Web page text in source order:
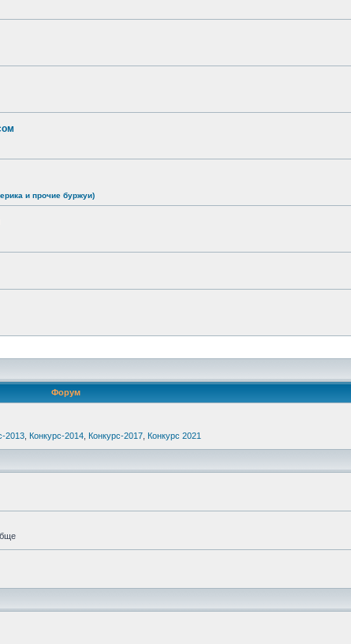
и прочие буржуи)
Форум
2013 Конкурс-2014 Конкурс-2017 Конкурс 2021